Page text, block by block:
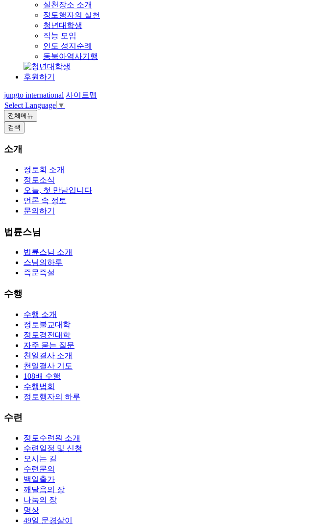
실천장소 소개
정토행자의 실천
청년대학생
직능 모임
인도 성지순례
동북아역사기행
후원하기
jungto international 사이트맵
Select Language ▼
전체메뉴
검색
소개
정토회 소개
정토소식
오늘, 첫 만남입니다
언론 속 정토
문의하기
법륜스님
법륜스님 소개
스님의하루
즉문즉설
수행
수행 소개
정토불교대학
정토경전대학
자주 묻는 질문
천일결사 소개
천일결사 기도
108배 수행
수행법회
정토행자의 하루
수련
정토수련원 소개
수련일정 및 신청
오시는 길
수련문의
백일출가
깨달음의 장
나눔의 장
명상
49일 문경살이